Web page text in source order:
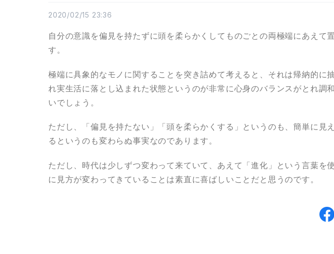
2020/02/15 23:36
自分の意識を偏見を持たずに頭を柔らかくしてものごとの両極端にあえ
す。
極端に具象的なモノに関することを突き詰めて考えると、それは帰納的
れ実生活に落とし込まれた状態というのが非常に心身のバランスがとれ
いでしょう。
ただし、「偏見を持たない」「頭を柔らかくする」というのも、簡単に
るというのも変わらぬ事実なのであります。
ただし、時代は少しずつ変わって来ていて、あえて「進化」という言葉
に見方が変わってきていることは素直に喜ばしいことだと思うのです。